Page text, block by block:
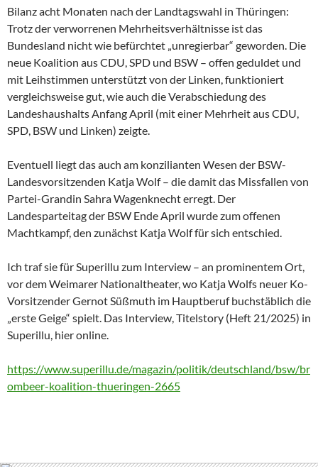
Bilanz acht Monaten nach der Landtagswahl in Thüringen:
Trotz der verworrenen Mehrheitsverhältnisse ist das
Bundesland nicht wie befürchtet „unregierbar“ geworden. Die
neue Koalition aus CDU, SPD und BSW – offen geduldet und
mit Leihstimmen unterstützt von der Linken, funktioniert
vergleichsweise gut, wie auch die Verabschiedung des
Landeshaushalts Anfang April (mit einer Mehrheit aus CDU,
SPD, BSW und Linken) zeigte.
Eventuell liegt das auch am konzilianten Wesen der BSW-
Landesvorsitzenden Katja Wolf – die damit das Missfallen von
Partei-Grandin Sahra Wagenknecht erregt. Der
Landesparteitag der BSW Ende April wurde zum offenen
Machtkampf, den zunächst Katja Wolf für sich entschied.
Ich traf sie für Superillu zum Interview – an prominentem Ort,
vor dem Weimarer Nationaltheater, wo Katja Wolfs neuer Ko-
Vorsitzender Gernot Süßmuth im Hauptberuf buchstäblich die
„erste Geige“ spielt. Das Interview, Titelstory (Heft 21/2025) in
Superillu, hier online.
https://www.superillu.de/magazin/politik/deutschland/bsw/br
ombeer-koalition-thueringen-2665